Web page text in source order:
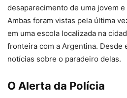
desaparecimento de uma jovem
Ambas foram vistas pela última
em uma escola localizada na
fronteira com a Argentina. Desde
notícias sobre o paradeiro delas.
O Alerta da Polícia